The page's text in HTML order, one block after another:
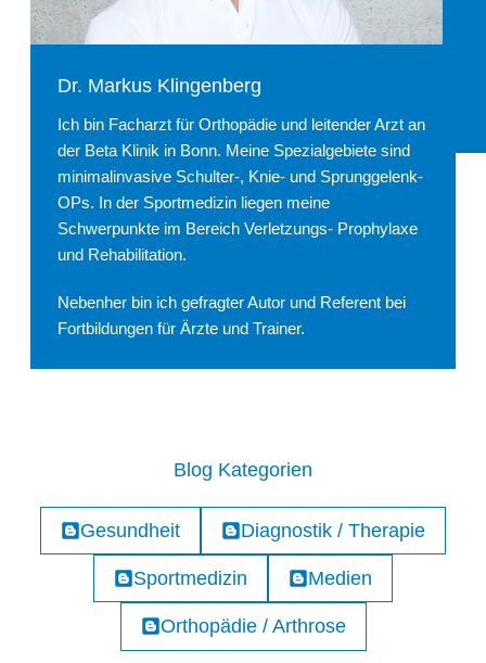
Dr. Markus Klingenberg
Ich bin Facharzt für Orthopädie und leitender Arzt an
der Beta Klinik in Bonn. Meine Spezialgebiete sind
minimalinvasive Schulter-, Knie- und Sprunggelenk-
OPs. In der Sportmedizin liegen meine
Schwerpunkte im Bereich Verletzungs- Prophylaxe
und Rehabilitation.
Nebenher bin ich gefragter Autor und Referent bei
Fortbildungen für Ärzte und Trainer.
Blog Kategorien
Gesundheit Diagnostik / Therapie
Sportmedizin Medien
Orthopädie / Arthrose